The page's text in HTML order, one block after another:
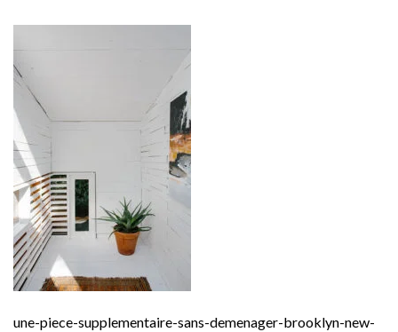
une-piece-supplementaire-sans-demenager-brooklyn-new-